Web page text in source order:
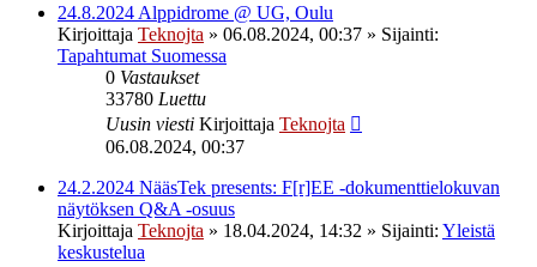
24.8.2024 Alppidrome @ UG, Oulu
Kirjoittaja Teknojta » 06.08.2024, 00:37 » Sijainti:
Tapahtumat Suomessa
0 Vastaukset
33780 Luettu
Uusin viesti Kirjoittaja Teknojta
06.08.2024, 00:37
24.2.2024 NääsTek presents: F[r]EE -dokumenttielokuvan
näytöksen Q&A -osuus
Kirjoittaja Teknojta » 18.04.2024, 14:32 » Sijainti: Yleistä
keskustelua